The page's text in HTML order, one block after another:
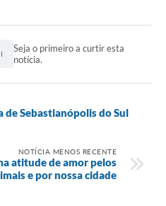
Seja o primeiro a curtir esta
notícia.
de Sebastianópolis do Sul
NOTÍCIA MENOS RECENTE
atitude de amor pelos
e por nossa cidade